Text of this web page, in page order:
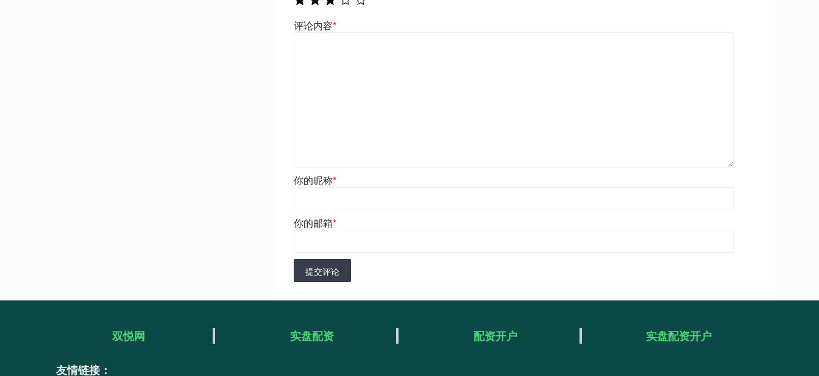
评论内容*
你的昵称*
你的邮箱*
提交评论
双悦网 实盘配资 配资开户 实盘配资开户
友情链接：